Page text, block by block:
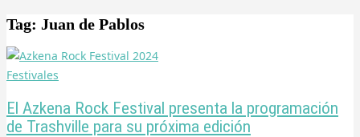
Tag: Juan de Pablos
Festivales
El Azkena Rock Festival presenta la programación
de Trashville para su próxima edición